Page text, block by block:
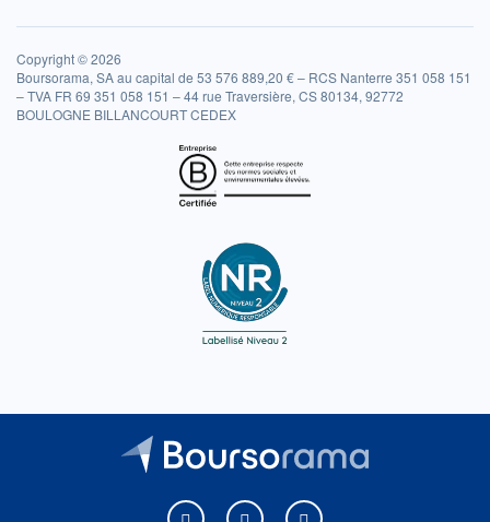
Copyright © 2026
Boursorama, SA au capital de 53 576 889,20 € – RCS Nanterre 351 058 151
– TVA FR 69 351 058 151 – 44 rue Traversière, CS 80134, 92772
BOULOGNE BILLANCOURT CEDEX